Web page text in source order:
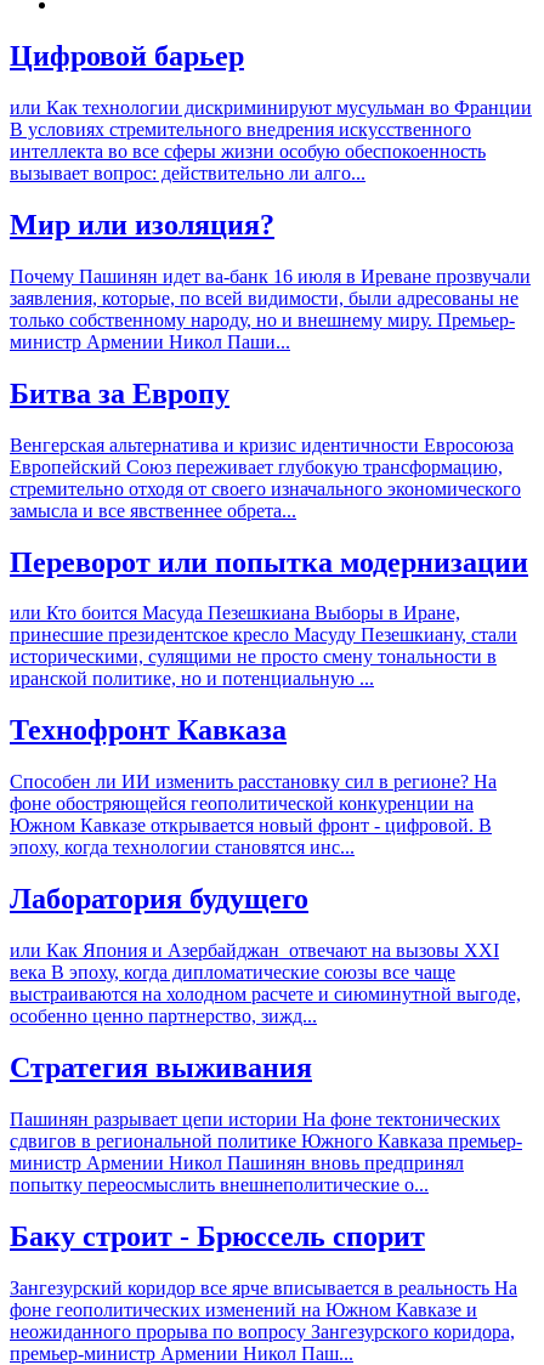
Цифровой барьер
или Как технологии дискриминируют мусульман во Франции
В условиях стремительного внедрения искусственного
интеллекта во все сферы жизни особую обеспокоенность
вызывает вопрос: действительно ли алго...
Мир или изоляция?
Почему Пашинян идет ва-банк 16 июля в Иреване прозвучали
заявления, которые, по всей видимости, были адресованы не
только собственному народу, но и внешнему миру. Премьер-
министр Армении Никол Паши...
Битва за Европу
Венгерская альтернатива и кризис идентичности Евросоюза
Европейский Союз переживает глубокую трансформацию,
стремительно отходя от своего изначального экономического
замысла и все явственнее обрета...
Переворот или попытка модернизации
или Кто боится Масуда Пезешкиана Выборы в Иране,
принесшие президентское кресло Масуду Пезешкиану, стали
историческими, сулящими не просто смену тональности в
иранской политике, но и потенциальную ...
Технофронт Кавказа
Способен ли ИИ изменить расстановку сил в регионе? На
фоне обостряющейся геополитической конкуренции на
Южном Кавказе открывается новый фронт - цифровой. В
эпоху, когда технологии становятся инс...
Лаборатория будущего
или Как Япония и Азербайджан отвечают на вызовы XXI
века В эпоху, когда дипломатические союзы все чаще
выстраиваются на холодном расчете и сиюминутной выгоде,
особенно ценно партнерство, зижд...
Стратегия выживания
Пашинян разрывает цепи истории На фоне тектонических
сдвигов в региональной политике Южного Кавказа премьер-
министр Армении Никол Пашинян вновь предпринял
попытку переосмыслить внешнеполитические о...
Баку строит - Брюссель спорит
Зангезурский коридор все ярче вписывается в реальность На
фоне геополитических изменений на Южном Кавказе и
неожиданного прорыва по вопросу Зангезурского коридора,
премьер-министр Армении Никол Паш...